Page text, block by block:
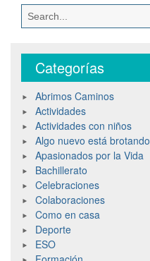
Categorías
Abrimos Caminos
Actividades
Actividades con niños
Algo nuevo está brotando
Apasionados por la Vida
Bachillerato
Celebraciones
Colaboraciones
Como en casa
Deporte
ESO